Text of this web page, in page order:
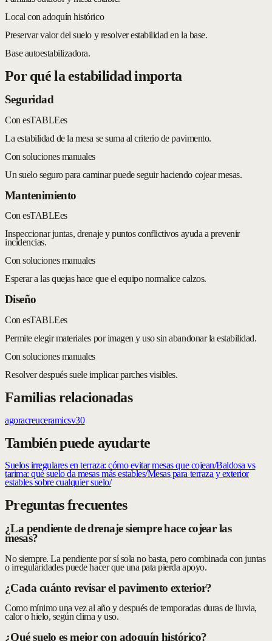
Local con adoquín histórico
Preservar valor del suelo y resolver estabilidad en la base.
Base autoestabilizadora.
Por qué la estabilidad importa
Seguridad
Con esTABLEes
La estabilidad de la mesa se suma al criterio de pavimento.
Con soluciones manuales
Un suelo seguro para caminar puede seguir haciendo cojear mesas.
Mantenimiento
Con esTABLEes
Inspeccionar juntas, drenaje y puntos conflictivos ayuda a prevenir
incidencias.
Con soluciones manuales
Esperar a las quejas hace que el equipo normalice calzos.
Diseño
Con esTABLEes
Permite elegir materiales por imagen y uso sin abandonar la estabilidad.
Con soluciones manuales
Resolver después suele implicar parches visibles.
Familias relacionadas
agoracreuceramicsv30
También puede ayudarte
Suelos irregulares en terraza: cómo evitar mesas que cojean/Baldosa vs
tarima: qué suelo da mesas más estables/Mesas para terraza y exterior
estables sobre cualquier suelo/
Preguntas frecuentes
¿La pendiente de drenaje siempre hace cojear las
mesas?
No siempre. La pendiente por sí sola no basta, pero combinada con juntas
o irregularidades puede hacer que una pata pierda apoyo.
¿Cada cuánto revisar el pavimento exterior?
Como mínimo una vez al año y después de temporadas duras de lluvia,
calor o hielo, según clima y uso.
¿Qué suelo es mejor con adoquín histórico?